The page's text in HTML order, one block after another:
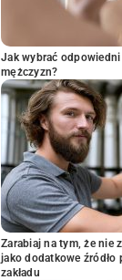
Jak wybrać
mężczyzn?
Zarabiaj na tym, że nie
jako dodatkowe
zakładu